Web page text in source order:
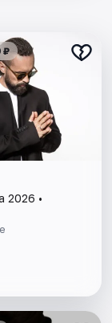
₽
2026 •